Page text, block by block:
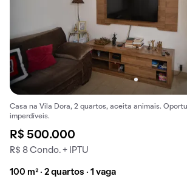
Casa na Vila Dora, 2 quartos, aceita animais.
imperdíveis.
R$ 500.000
R$ 8 Condo. + IPTU
100 m² · 2 quartos · 1 vaga